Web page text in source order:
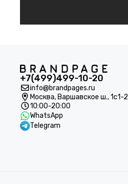
+7(499)499-10-20
info@brandpages.ru
Москва, Варшавское ш., 1с1-2
10:00-20:00
WhatsApp
Telegram